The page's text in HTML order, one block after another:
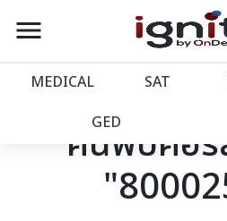
account_balance หน้าแรก
เว็บไซต์อิกไนท์
โปรโมชั่น
menu
MEDICAL SAT
GED
ค้นพบคอร์